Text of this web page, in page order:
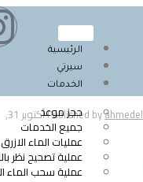
الرئيسية
سيرتي
الخدمات
حجز موعد
جميع الخدمات
عمليات الماء الازرق
عملية تصحيح نظر
عملية سحب الماء
Published by أكتوبر 31,